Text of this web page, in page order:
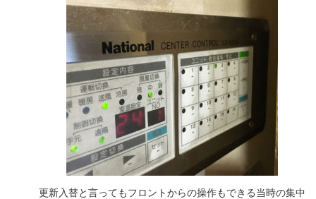
更新入替と言ってもフロントからの操作もできる当時の集中